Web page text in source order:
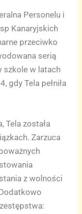
Personelu i
Kanaryjskich
przeciwko
serią
szkole w latach
gdy Tela pełniła
Tela została
Zarzuca
z wolności